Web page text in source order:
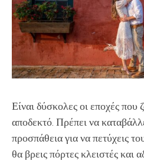
Είναι δύσκολες οι εποχές που
αποδεκτό. Πρέπει να
προσπάθεια για να πετύχεις
θα βρεις πόρτες κλειστές και